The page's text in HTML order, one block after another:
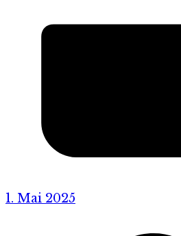
1. Mai 2025